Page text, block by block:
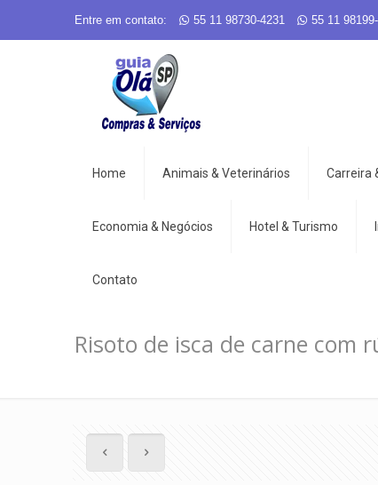
Entre em contato: 55 11 98730-4231 55 11
Home Animais & Veterinários Carreira
Economia & Negócios Hotel & Turismo
Contato
Risoto de isca de carne com